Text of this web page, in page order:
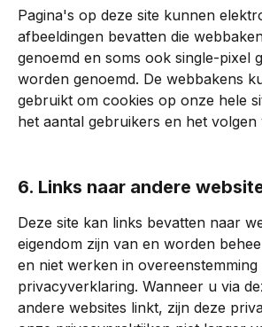
Pagina's op deze site kunnen
afbeeldingen bevatten die
genoemd en soms ook single-pixel
worden genoemd. De webbakens
gebruikt om cookies op onze hele
het aantal gebruikers en het volgen
6. Links naar andere
Deze site kan links bevatten naar
eigendom zijn van en worden
en niet werken in overeenstemming
privacyverklaring. Wanneer u via
andere websites linkt, zijn deze